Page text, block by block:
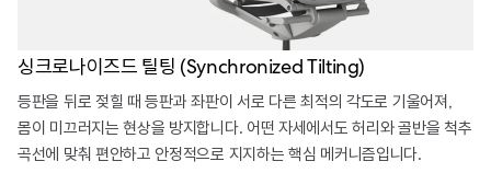
싱크로나이즈드 틸팅 (Synchronized Tilting)
등판을 뒤로 젖힐 때 등판과 좌판이 서로 다른 최적의 각도로 기울어져,
몸이 미끄러지는 현상을 방지합니다. 어떤 자세에서도 허리와 골반을 척추
곡선에 맞춰 편안하고 안정적으로 지지하는 핵심 메커니즘입니다.